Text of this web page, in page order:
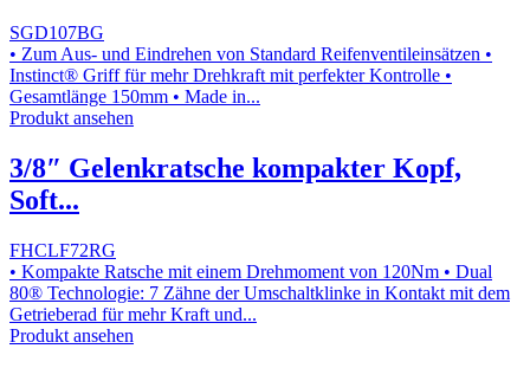
SGD107BG
• Zum Aus- und Eindrehen von Standard Reifenventileinsätzen •
Instinct® Griff für mehr Drehkraft mit perfekter Kontrolle •
Gesamtlänge 150mm • Made in...
Produkt ansehen
3/8″ Gelenkratsche kompakter Kopf,
Soft...
FHCLF72RG
• Kompakte Ratsche mit einem Drehmoment von 120Nm • Dual
80® Technologie: 7 Zähne der Umschaltklinke in Kontakt mit dem
Getrieberad für mehr Kraft und...
Produkt ansehen